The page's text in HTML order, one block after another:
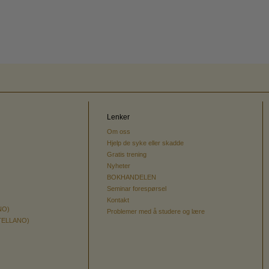
Lenker
Om oss
Hjelp de syke eller skadde
Gratis trening
Nyheter
BOKHANDELEN
Seminar forespørsel
Kontakt
Problemer med å studere og lære